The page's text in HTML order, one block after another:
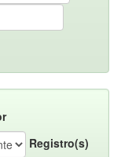
Registro(s)